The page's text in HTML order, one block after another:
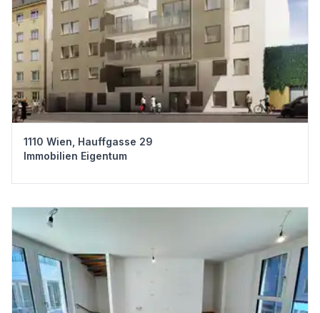
1110 Wien, Hauffgasse 29
Immobilien Eigentum